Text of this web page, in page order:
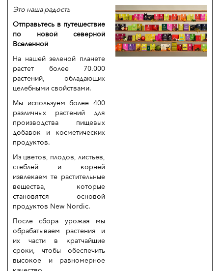
Это наша радость
Отправьтесь в путешествие
по новой северной
Вселенной
На нашей зеленой планете
растет более 70.000
растений, обладающих
целебными свойствами.
Мы используем более 400
различных растений для
производства пищевых
добавок и косметических
продуктов.
Из цветов, плодов, листьев,
стеблей и корней
извлекаем те растительные
вещества, которые
становятся основой
продуктов New Nordic.
После сбора урожая мы
обрабатываем растения и
их части в кратчайшие
сроки, чтобы обеспечить
высокое и равномерное